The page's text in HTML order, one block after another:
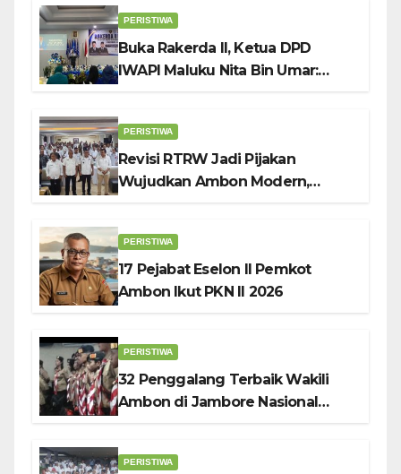
PERISTIWA
Buka Rakerda II, Ketua DPD
IWAPI Maluku Nita Bin Umar:
PERISTIWA
Revisi RTRW Jadi Pijakan
Wujudkan Ambon Modern,
PERISTIWA
17 Pejabat Eselon II Pemkot
Ambon Ikut PKN II 2026
PERISTIWA
32 Penggalang Terbaik Wakili
Ambon di Jambore Nasional
PERISTIWA